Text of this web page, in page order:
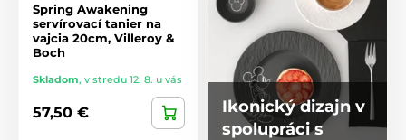
Spring Awakening
servírovací tanier na
vajcia 20cm, Villeroy &
Boch
Skladom, v stredu 12. 8. u vás
57,50 €
Ikonický dizajn v
spolupráci s